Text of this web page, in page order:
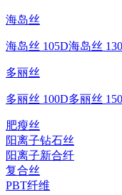
海岛丝
海岛丝 105D海岛丝
多丽丝
多丽丝 100D多丽丝
肥瘦丝
阳离子钻石丝
阳离子新合纤
复合丝
PBT纤维